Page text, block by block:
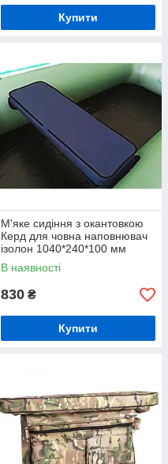
Купити
М'яке сидіння з окантовкою
Керд для човна наповнювач
ізолон 1040*240*100 мм
В наявності
830 ₴
Купити